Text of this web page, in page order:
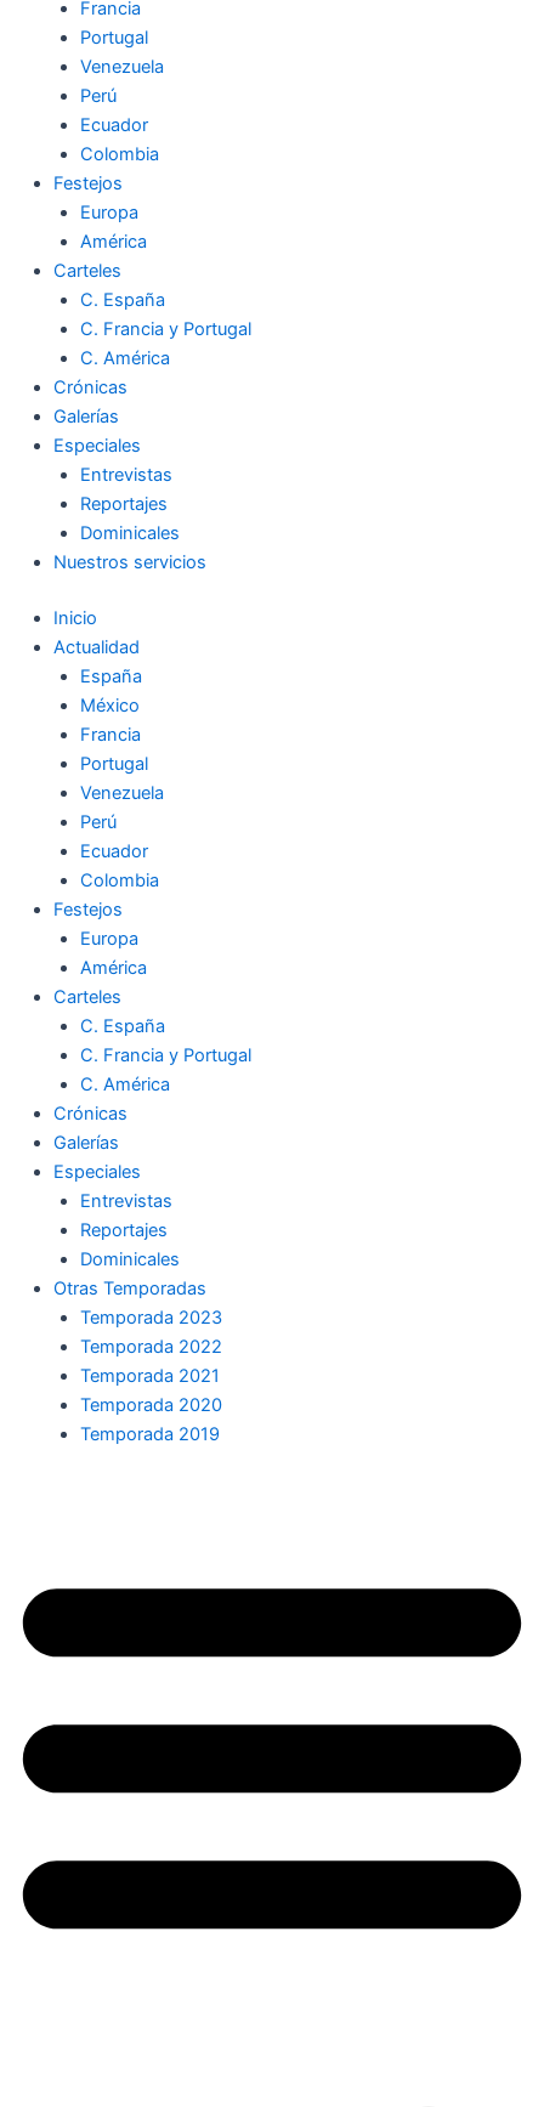
Francia
Portugal
Venezuela
Perú
Ecuador
Colombia
Festejos
Europa
América
Carteles
C. España
C. Francia y Portugal
C. América
Crónicas
Galerías
Especiales
Entrevistas
Reportajes
Dominicales
Nuestros servicios
Inicio
Actualidad
España
México
Francia
Portugal
Venezuela
Perú
Ecuador
Colombia
Festejos
Europa
América
Carteles
C. España
C. Francia y Portugal
C. América
Crónicas
Galerías
Especiales
Entrevistas
Reportajes
Dominicales
Otras Temporadas
Temporada 2023
Temporada 2022
Temporada 2021
Temporada 2020
Temporada 2019